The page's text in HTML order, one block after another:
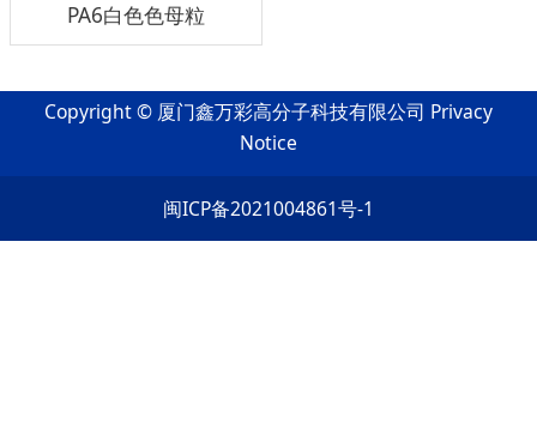
PA6白色色母粒
Copyright © 厦门鑫万彩高分子科技有限公司 Privacy
Notice
闽ICP备2021004861号-1